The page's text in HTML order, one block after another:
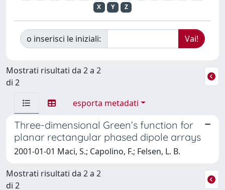
X
Y Z
o inserisci le iniziali:
Mostrati risultati da 2 a 2
di 2
esporta metadati
Three-dimensional Green’s function for
planar rectangular phased dipole arrays
2001-01-01 Maci, S.; Capolino, F.; Felsen, L. B.
Mostrati risultati da 2 a 2
di 2